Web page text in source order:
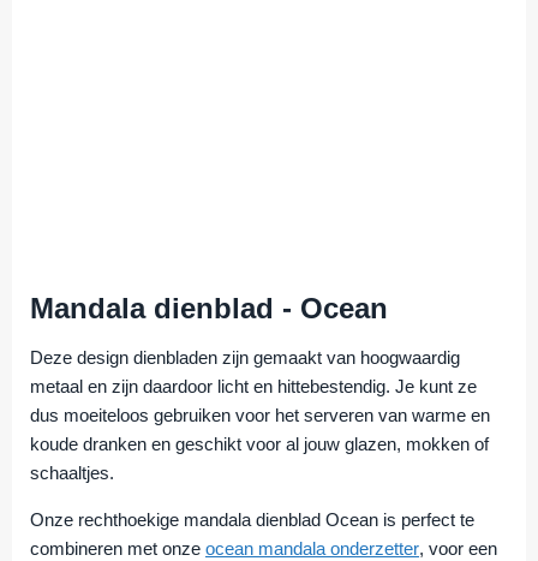
Mandala dienblad - Ocean
Deze design dienbladen zijn gemaakt van hoogwaardig
metaal en zijn daardoor licht en hittebestendig. Je kunt ze
dus moeiteloos gebruiken voor het serveren van warme en
koude dranken en geschikt voor al jouw glazen, mokken of
schaaltjes.
Onze rechthoekige mandala dienblad Ocean is perfect te
combineren met onze ocean mandala onderzetter, voor een